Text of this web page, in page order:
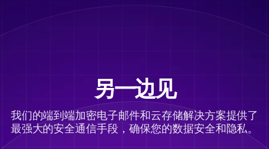
另一边见
我们的端到端加密电子邮件和云存储解决方案提供了
最强大的安全通信手段，确保您的数据安全和隐私。